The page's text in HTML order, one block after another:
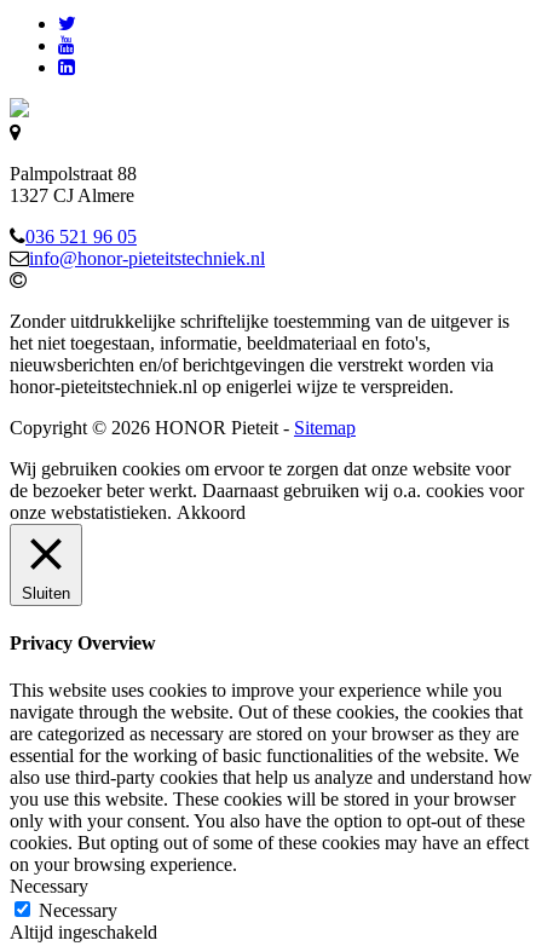
Palmpolstraat 88
1327 CJ Almere
036 521 96 05
info@honor-pieteitstechniek.nl
Zonder uitdrukkelijke schriftelijke toestemming van de uitgever is
het niet toegestaan, informatie, beeldmateriaal en foto's,
nieuwsberichten en/of berichtgevingen die verstrekt worden via
honor-pieteitstechniek.nl op enigerlei wijze te verspreiden.
Copyright © 2026 HONOR Pieteit - Sitemap
Wij gebruiken cookies om ervoor te zorgen dat onze website voor
de bezoeker beter werkt. Daarnaast gebruiken wij o.a. cookies voor
onze webstatistieken. Akkoord
Sluiten
Privacy Overview
This website uses cookies to improve your experience while you
navigate through the website. Out of these cookies, the cookies that
are categorized as necessary are stored on your browser as they are
essential for the working of basic functionalities of the website. We
also use third-party cookies that help us analyze and understand how
you use this website. These cookies will be stored in your browser
only with your consent. You also have the option to opt-out of these
cookies. But opting out of some of these cookies may have an effect
on your browsing experience.
Necessary
Necessary
Altijd ingeschakeld